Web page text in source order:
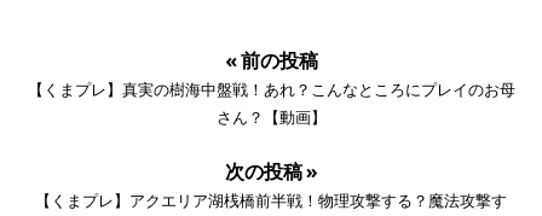
« 前の投稿
【くまプレ】真実の樹海中盤戦！あれ？こんなところにプレイのお母
さん？【動画】
次の投稿 »
【くまプレ】アクエリア湖桟橋前半戦！物理攻撃する？魔法攻撃す